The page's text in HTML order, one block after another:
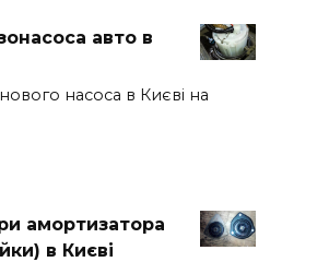
авто в
насоса в Києві на
амортизатора
в Києві